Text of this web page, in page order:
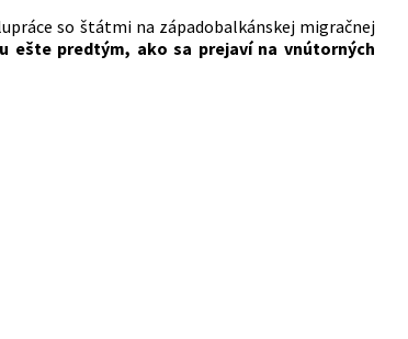
so štátmi na západobalkánskej migračnej
ešte predtým, ako sa prejaví na vnútorných